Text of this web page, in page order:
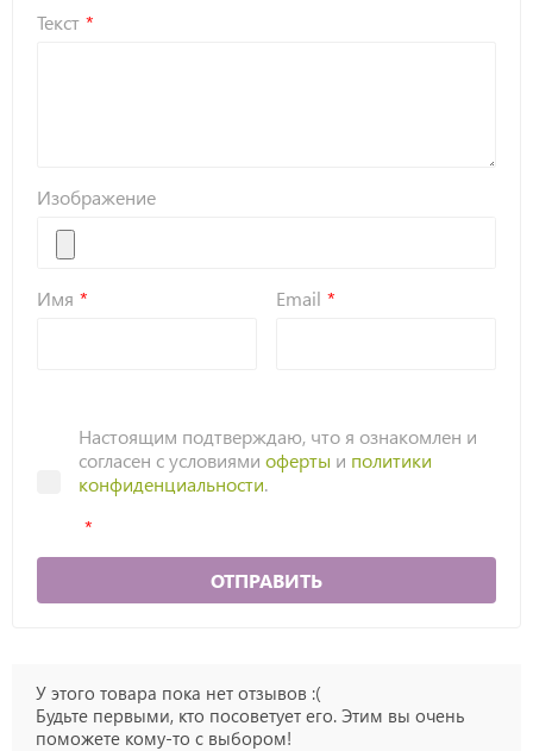
Текст
Изображение
Имя Email
Настоящим подтверждаю, что я ознакомлен и
согласен с условиями оферты и политики
конфиденциальности.
ОТПРАВИТЬ
У этого товара пока нет отзывов :(
Будьте первыми, кто посоветует его. Этим вы очень
поможете кому-то с выбором!